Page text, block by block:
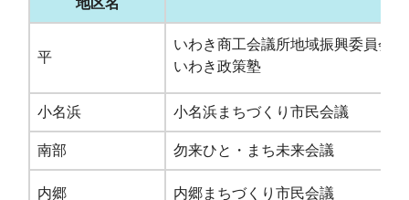
地区名
平
いわき商工会議所地域振興委員会
いわき政策塾
小名浜 小名浜まちづくり市民会議
南部 勿来ひと・まち未来会議
内郷 内郷まちづくり市民会議